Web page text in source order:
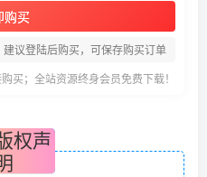
购买
议登陆后购买，可保存购买订单
买；全站资源终身会员免费下载！
权声